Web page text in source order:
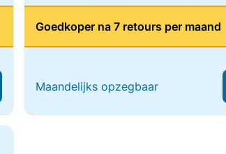
Goedkoper na 7 retours per maand
Maandelijks opzegbaar